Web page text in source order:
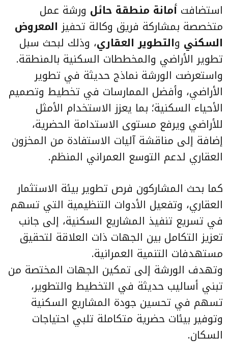
استضافت أمانة منطقة حائل ورشة عمل
متخصصة بمشاركة فريق وكالة تحفيز المعروض
السكني والتطوير العقاري، وذلك لبحث سبل
تطوير الأراضي والمخططات السكنية بالمنطقة.
واستعرضت الورشة نماذج حديثة في تطوير
الأراضي، وأفضل الممارسات في تخطيط وتصميم
الأحياء السكنية؛ بما يعزز الاستخدام الأمثل
للأراضي ويرفع مستوى الاستدامة الحضرية،
إضافة إلى مناقشة آليات الاستفادة من المخزون
العقاري لدعم التوسع العمراني المنظم.
كما بحث المشاركون فرص تطوير بيئة الاستثمار
العقاري، وتفعيل الأدوات التنظيمية التي تسهم
في تسريع تنفيذ المشاريع السكنية، إلى جانب
تعزيز التكامل بين الجهات ذات العلاقة لتحقيق
مستهدفات التنمية العمرانية.
وتهدف الورشة إلى تمكين الجهات المختصة من
تبني أساليب حديثة في التخطيط والتطوير،
تسهم في تحسين جودة المشاريع السكنية
وتوفير بيئات حضرية متكاملة تلبي احتياجات
السكان.